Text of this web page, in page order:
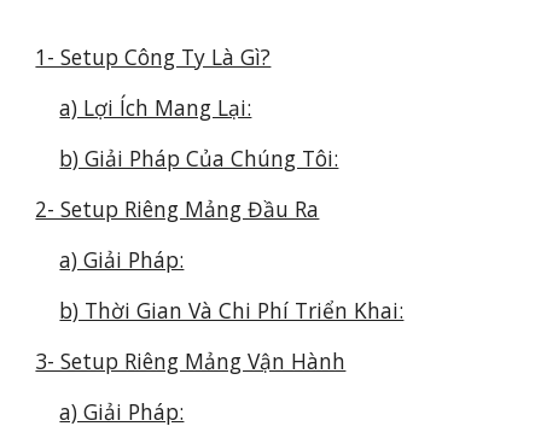
1- Setup Công Ty Là Gì?
a) Lợi Ích Mang Lại:
b) Giải Pháp Của Chúng Tôi:
2- Setup Riêng Mảng Đầu Ra
a) Giải Pháp:
b) Thời Gian Và Chi Phí Triển Khai:
3- Setup Riêng Mảng Vận Hành
a) Giải Pháp: